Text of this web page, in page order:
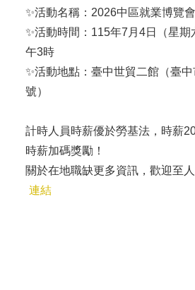
✨活動名稱：2026中區就業博覽會
✨活動時間：115年7月4日（星
午3時
✨活動地點：臺中世貿二館（臺
號）
計時人員時薪優於勞基法，時薪
時薪加碼獎勵！
關於在地職缺更多資訊，歡迎至
連結